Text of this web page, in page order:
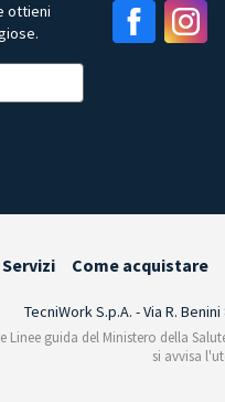
ottieni
Come acquistare
TecniWork S.p.A. - Via R.
Linee guida del Ministero della
si avvisa